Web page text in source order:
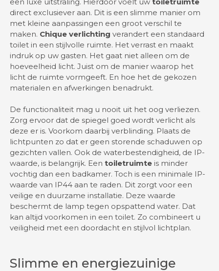
direct exclusiever aan. Dit is een slimme manier om
met kleine aanpassingen een groot verschil te
maken. Chique verlichting verandert een standaard
toilet in een stijlvolle ruimte. Het verrast en maakt
indruk op uw gasten. Het gaat niet alleen om de
hoeveelheid licht. Juist om de manier waarop het
licht de ruimte vormgeeft. En hoe het de gekozen
materialen en afwerkingen benadrukt.
De functionaliteit mag u nooit uit het oog verliezen.
Zorg ervoor dat de spiegel goed wordt verlicht als
deze er is. Voorkom daarbij verblinding. Plaats de
lichtpunten zo dat er geen storende schaduwen op
gezichten vallen. Ook de waterbestendigheid, de IP-
waarde, is belangrijk. Een toiletruimte is minder
vochtig dan een badkamer. Toch is een minimale IP-
waarde van IP44 aan te raden. Dit zorgt voor een
veilige en duurzame installatie. Deze waarde
beschermt de lamp tegen opspattend water. Dat
kan altijd voorkomen in een toilet. Zo combineert u
veiligheid met een doordacht en stijlvol lichtplan.
Slimme en energiezuinige